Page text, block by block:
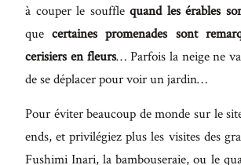
à couper le soufflequand les érables
quecertaines promenades sont
cerisiers en fleurs… Parfois la neige ne
de se déplacer pour voir un jardin…
Pour éviter beaucoup de monde sur le
ends, et privilégiez plus les visites des
Fushimi Inari, la bambouseraie, ou le